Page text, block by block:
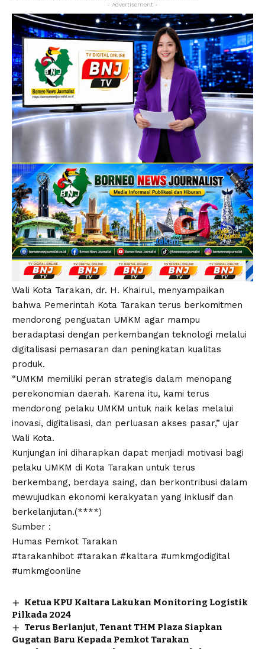
- Advertisement -
Wali Kota Tarakan, dr. H. Khairul, menyampaikan
bahwa Pemerintah Kota Tarakan terus berkomitmen
mendorong penguatan UMKM agar mampu
beradaptasi dengan perkembangan teknologi melalui
digitalisasi pemasaran dan peningkatan kualitas
produk.
“UMKM memiliki peran strategis dalam menopang
perekonomian daerah. Karena itu, kami terus
mendorong pelaku UMKM untuk naik kelas melalui
inovasi, digitalisasi, dan perluasan akses pasar,” ujar
Wali Kota.
Kunjungan ini diharapkan dapat menjadi motivasi bagi
pelaku UMKM di Kota Tarakan untuk terus
berkembang, berdaya saing, dan berkontribusi dalam
mewujudkan ekonomi kerakyatan yang inklusif dan
berkelanjutan.(****)
Sumber :
Humas Pemkot Tarakan
#tarakanhibot #tarakan #kaltara #umkmgodigital
#umkmgoonline
Ketua KPU Kaltara Lakukan Monitoring Logistik
Pilkada 2024
Terus Berlanjut, Tenant THM Plaza Siapkan
Gugatan Baru Kepada Pemkot Tarakan